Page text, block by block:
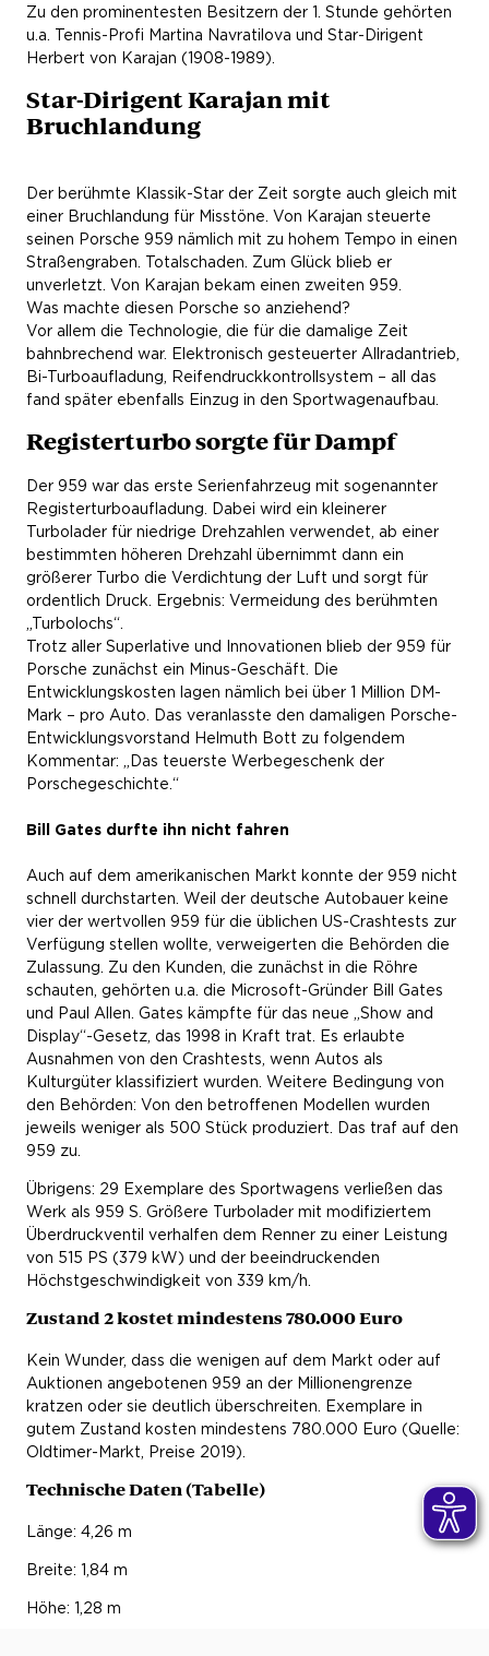
Zu den prominentesten Besitzern der 1. Stunde gehörten
u.a. Tennis-Profi Martina Navratilova und Star-Dirigent
Herbert von Karajan (1908-1989).
Star-Dirigent Karajan mit
Bruchlandung
Der berühmte Klassik-Star der Zeit sorgte auch gleich mit
einer Bruchlandung für Misstöne. Von Karajan steuerte
seinen Porsche 959 nämlich mit zu hohem Tempo in einen
Straßengraben. Totalschaden. Zum Glück blieb er
unverletzt. Von Karajan bekam einen zweiten 959.
Was machte diesen Porsche so anziehend?
Vor allem die Technologie, die für die damalige Zeit
bahnbrechend war. Elektronisch gesteuerter Allradantrieb,
Bi-Turboaufladung, Reifendruckkontrollsystem – all das
fand später ebenfalls Einzug in den Sportwagenaufbau.
Registerturbo sorgte für Dampf
Der 959 war das erste Serienfahrzeug mit sogenannter
Registerturboaufladung. Dabei wird ein kleinerer
Turbolader für niedrige Drehzahlen verwendet, ab einer
bestimmten höheren Drehzahl übernimmt dann ein
größerer Turbo die Verdichtung der Luft und sorgt für
ordentlich Druck. Ergebnis: Vermeidung des berühmten
„Turbolochs“.
Trotz aller Superlative und Innovationen blieb der 959 für
Porsche zunächst ein Minus-Geschäft. Die
Entwicklungskosten lagen nämlich bei über 1 Million DM-
Mark – pro Auto. Das veranlasste den damaligen Porsche-
Entwicklungsvorstand Helmuth Bott zu folgendem
Kommentar: „Das teuerste Werbegeschenk der
Porschegeschichte.“
Bill Gates durfte ihn nicht fahren
Auch auf dem amerikanischen Markt konnte der 959 nicht
schnell durchstarten. Weil der deutsche Autobauer keine
vier der wertvollen 959 für die üblichen US-Crashtests zur
Verfügung stellen wollte, verweigerten die Behörden die
Zulassung. Zu den Kunden, die zunächst in die Röhre
schauten, gehörten u.a. die Microsoft-Gründer Bill Gates
und Paul Allen. Gates kämpfte für das neue „Show and
Display“-Gesetz, das 1998 in Kraft trat. Es erlaubte
Ausnahmen von den Crashtests, wenn Autos als
Kulturgüter klassifiziert wurden. Weitere Bedingung von
den Behörden: Von den betroffenen Modellen wurden
jeweils weniger als 500 Stück produziert. Das traf auf den
959 zu.
Übrigens: 29 Exemplare des Sportwagens verließen das
Werk als 959 S. Größere Turbolader mit modifiziertem
Überdruckventil verhalfen dem Renner zu einer Leistung
von 515 PS (379 kW) und der beeindruckenden
Höchstgeschwindigkeit von 339 km/h.
Zustand 2 kostet mindestens 780.000 Euro
Kein Wunder, dass die wenigen auf dem Markt oder auf
Auktionen angebotenen 959 an der Millionengrenze
kratzen oder sie deutlich überschreiten. Exemplare in
gutem Zustand kosten mindestens 780.000 Euro (Quelle:
Oldtimer-Markt, Preise 2019).
Technische Daten (Tabelle)
Länge: 4,26 m
Breite: 1,84 m
Höhe: 1,28 m